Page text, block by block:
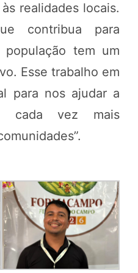
realidades locais.
contribua para
tem um
Esse trabalho em
para nos ajudar a
cada vez mais